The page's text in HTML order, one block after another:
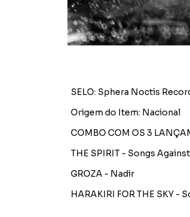
SELO: Sphera Noctis
Origem do Item: Nacional
COMBO COM OS 3
THE SPIRIT - Songs
GROZA - Nadir
HARAKIRI FOR THE SKY -